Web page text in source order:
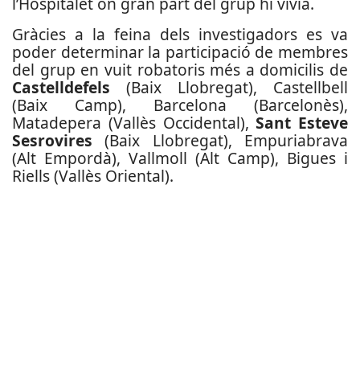
Gràcies a la feina dels investigadors es va
poder determinar la participació de membres
del grup en vuit robatoris més a domicilis de
Castelldefels (Baix Llobregat), Castellbell
(Baix Camp), Barcelona (Barcelonès),
Matadepera (Vallès Occidental),Sant Esteve
Sesrovires(Baix Llobregat), Empuriabrava
(Alt Empordà), Vallmoll (Alt Camp), Bigues i
Riells (Vallès Oriental).